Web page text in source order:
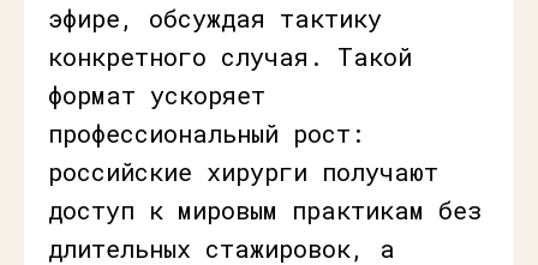
эфире, обсуждая тактику
конкретного случая. Такой
формат ускоряет
профессиональный рост:
российские хирурги получают
доступ к мировым практикам без
длительных стажировок, а